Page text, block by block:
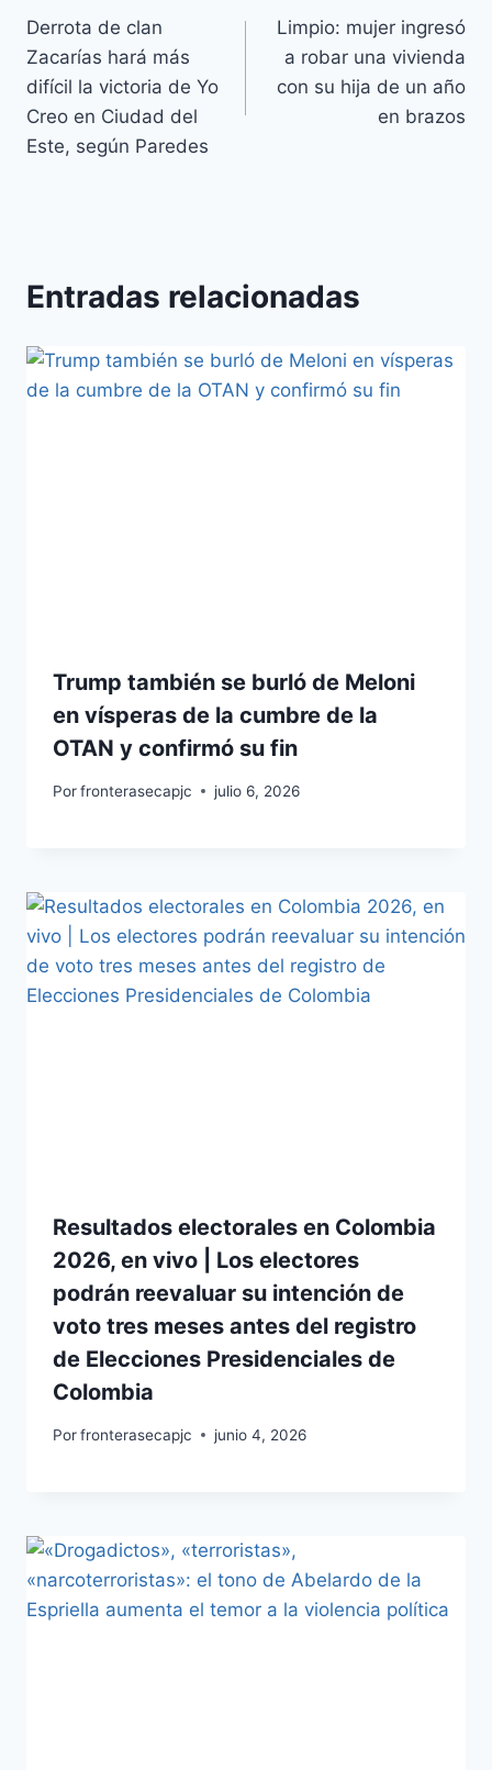
Derrota de clan
Zacarías hará más
difícil la victoria de Yo
Creo en Ciudad del
Este, según Paredes
Limpio: mujer ingresó
a robar una vivienda
con su hija de un año
en brazos
Entradas relacionadas
Trump también se burló de Meloni
en vísperas de la cumbre de la
OTAN y confirmó su fin
Porfronterasecapjc julio 6, 2026
Resultados electorales en Colombia
2026, en vivo | Los electores
podrán reevaluar su intención de
voto tres meses antes del registro
de Elecciones Presidenciales de
Colombia
Porfronterasecapjc junio 4, 2026